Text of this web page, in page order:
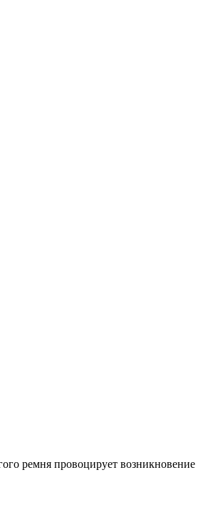
ремня провоцирует возникновение